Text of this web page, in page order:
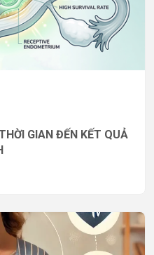
GIAN ĐẾN KẾT QUẢ